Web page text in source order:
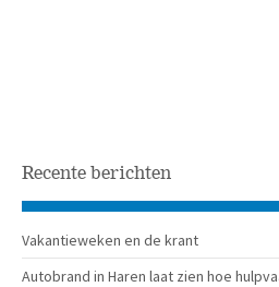
Recente berichten
Vakantieweken en de krant
Autobrand in Haren laat zien hoe